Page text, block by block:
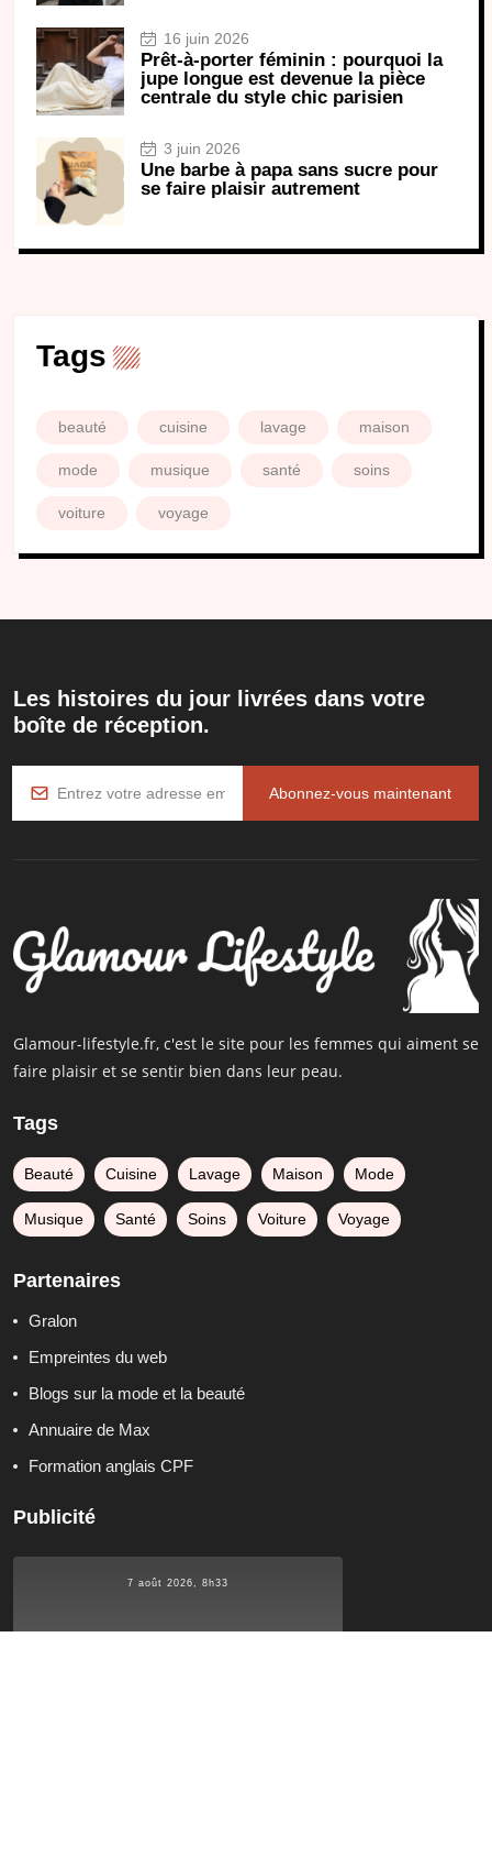
16 juin 2026
Prêt-à-porter féminin : pourquoi la
jupe longue est devenue la pièce
centrale du style chic parisien
3 juin 2026
Une barbe à papa sans sucre pour
se faire plaisir autrement
Tags
beauté cuisine lavage maison
mode musique santé soins
voiture voyage
Les histoires du jour livrées dans votre
boîte de réception.
Abonnez-vous maintenant
Glamour-lifestyle.fr, c'est le site pour les femmes qui aiment se
faire plaisir et se sentir bien dans leur peau.
Tags
Beauté Cuisine Lavage Maison Mode
Musique Santé Soins Voiture Voyage
Partenaires
Gralon
Empreintes du web
Blogs sur la mode et la beauté
Annuaire de Max
Formation anglais CPF
Publicité
7 août 2026, 8h33